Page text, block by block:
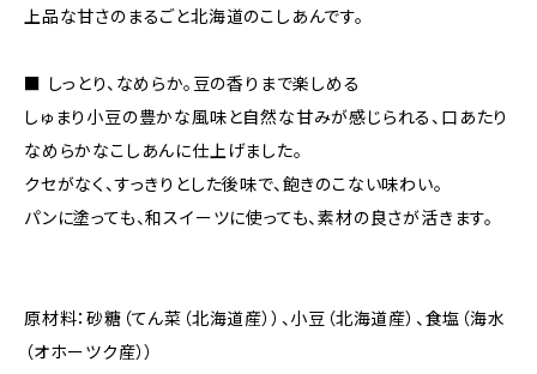
上品な甘さのまるごと北海道のこしあんです。
■ しっとり、なめらか。豆の香りまで楽しめる
しゅまり小豆の豊かな風味と自然な甘みが感じられる、口あたり
なめらかなこしあんに仕上げました。
クセがなく、すっきりとした後味で、飽きのこない味わい。
パンに塗っても、和スイーツに使っても、素材の良さが活きます。
原材料：砂糖（てん菜（北海道産））、小豆（北海道産）、食塩（海水
（オホーツク産））